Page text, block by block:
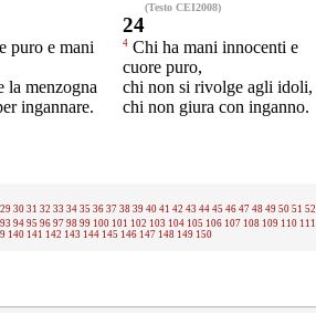
puro e mani
la menzogna
ingannare.
(Testo CEI2008)
24
4 Chi ha mani innocenti e
cuore puro,
chi non si rivolge agli idoli,
chi non giura con inganno.
29 30 31 32 33 34 35 36 37 38 39 40 41 42 43 44 45 46 47 48 49 50 51 52
93 94 95 96 97 98 99 100 101 102 103 104 105 106 107 108 109 110 111
140 141 142 143 144 145 146 147 148 149 150